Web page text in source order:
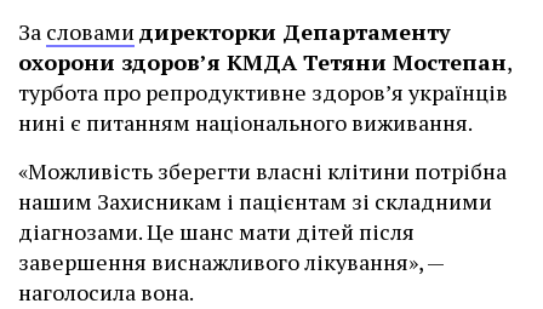
За словамидиректорки Департаменту
охорони здоров’я КМДА Тетяни Мостепан,
турбота про репродуктивне здоров’я українців
нині є питанням національного виживання.
«Можливість зберегти власні клітини потрібна
нашим Захисникам і пацієнтам зі складними
діагнозами. Це шанс мати дітей після
завершення виснажливого лікування», —
наголосила вона.